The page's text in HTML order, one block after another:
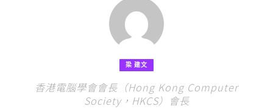
梁 建文
香港電腦學會會長（Hong Kong Computer
Society，HKCS）會長